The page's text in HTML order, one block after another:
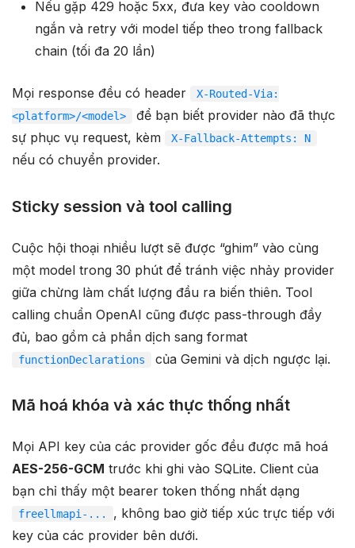
Nếu gặp 429 hoặc 5xx, đưa key vào cooldown
ngắn và retry với model tiếp theo trong fallback
chain (tối đa 20 lần)
Mọi response đều có header
X-Routed-Via:
<platform>/<model>
để bạn biết provider nào đã thực
sự phục vụ request, kèm
X-Fallback-Attempts: N
nếu có chuyển provider.
Sticky session và tool calling
Cuộc hội thoại nhiều lượt sẽ được “ghim” vào cùng
một model trong 30 phút để tránh việc nhảy provider
giữa chừng làm chất lượng đầu ra biến thiên. Tool
calling chuẩn OpenAI cũng được pass-through đầy
đủ, bao gồm cả phần dịch sang format
functionDeclarations của Gemini và dịch ngược lại.
Mã hoá khóa và xác thực thống nhất
Mọi API key của các provider gốc đều được mã hoá
AES-256-GCM trước khi ghi vào SQLite. Client của
bạn chỉ thấy một bearer token thống nhất dạng
freellmapi-...
, không bao giờ tiếp xúc trực tiếp với
key của các provider bên dưới.